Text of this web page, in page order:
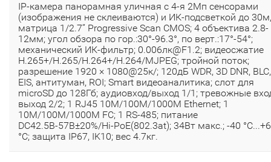
IP-камера панорамная уличная с 4-я 2Мп сенсорами
(изображения не склеиваются) и ИК-подсветкой до 30м,
матрица 1/2.7’’ Progressive Scan CMOS; 4 объектива 2.8-
12мм; угол обзора по гор.:30°-96.3°, по верт.:17°-54°;
механический ИК-фильтр; 0.006лк@F1.2; видеосжатие
H.265+/H.265/H.264+/H.264/MJPEG; тройной поток;
разрешение 1920 × 1080@25к/; 120дБ WDR, 3D DNR, BLC,
EIS, антитуман, ROI; Smart видеоаналитика; слот для
microSD до 128Гб; аудиовход/выход 1/1; тревожные
выход 2/2; 1 RJ45 10M/100M/1000M Ethernet; 1
10M/100M/1000M FC; 1 RS-485; питание
DC42.5В-57B±20%/Hi-PoE(802.3at); 34Вт макс.; -40
°C; защита IP67, IK10; вес 4.7кг.